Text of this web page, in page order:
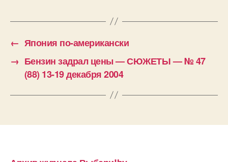
← Япония по-американски
→ Бензин задрал цены — СЮЖЕТЫ — № 47
(88) 13-19 декабря 2004